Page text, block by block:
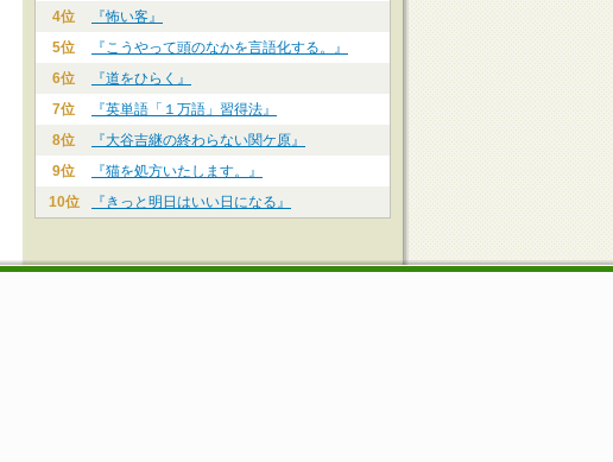
4位
『怖い客』
5位
『こうやって頭のなかを言語化する。』
6位
『道をひらく』
7位
『英単語「１万語」習得法』
8位
『大谷吉継の終わらない関ケ原』
9位
『猫を処方いたします。』
10位
『きっと明日はいい日になる』